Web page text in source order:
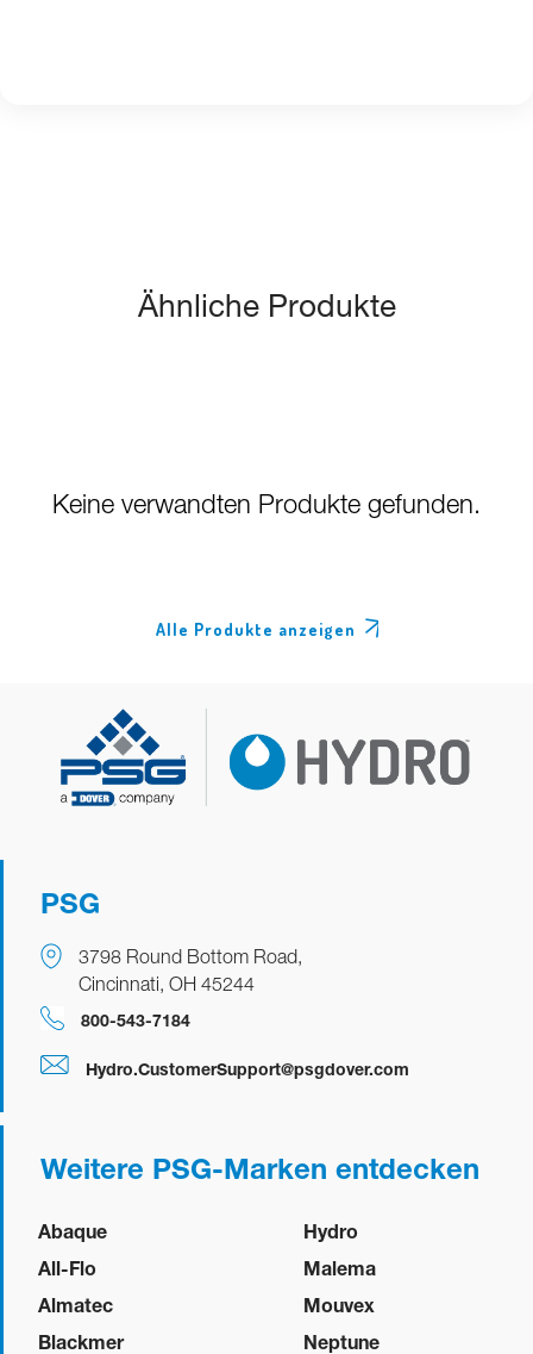
Ähnliche Produkte
Keine verwandten Produkte gefunden.
Alle Produkte anzeigen
PSG
3798 Round Bottom Road,
Cincinnati, OH 45244
​​​​800-543-7184
Hydro.CustomerSupport@psgdover.com
Weitere PSG-Marken entdecken
Abaque
All-Flo
Almatec
Blackmer
Hydro
Malema
Mouvex
Neptune